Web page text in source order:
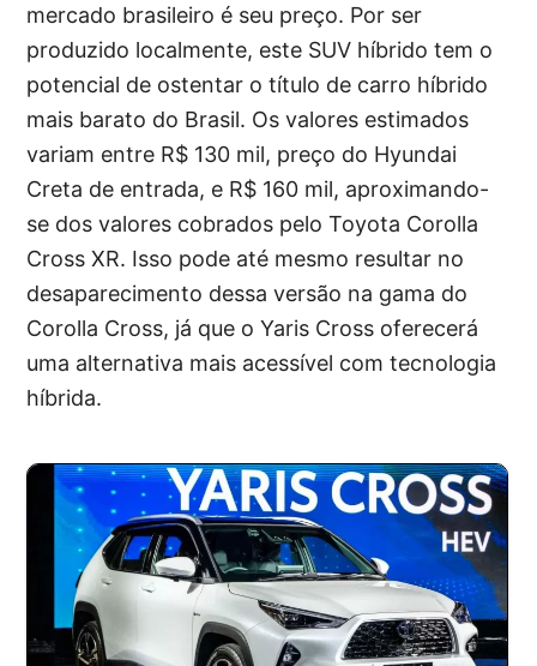
mercado brasileiro é seu preço. Por ser
produzido localmente, este SUV híbrido tem o
potencial de ostentar o título de carro híbrido
mais barato do Brasil. Os valores estimados
variam entre R$ 130 mil, preço do Hyundai
Creta de entrada, e R$ 160 mil, aproximando-
se dos valores cobrados pelo Toyota Corolla
Cross XR. Isso pode até mesmo resultar no
desaparecimento dessa versão na gama do
Corolla Cross, já que o Yaris Cross oferecerá
uma alternativa mais acessível com tecnologia
híbrida.